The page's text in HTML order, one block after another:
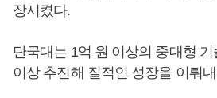
장시켰다.
단국대는 1억 원 이상의 중대형
이상 추진해 질적인 성장을 이뤄